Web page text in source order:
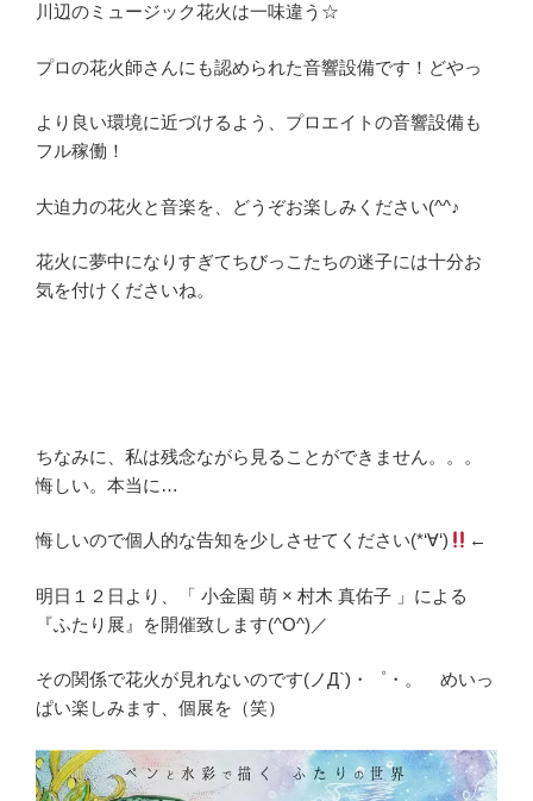
川辺のミュージック花火は一味違う☆
プロの花火師さんにも認められた音響設備です！どやっ
より良い環境に近づけるよう、プロエイトの音響設備も
フル稼働！
大迫力の花火と音楽を、どうぞお楽しみください(^^♪
花火に夢中になりすぎてちびっこたちの迷子には十分お
気を付けくださいね。
ちなみに、私は残念ながら見ることができません。。。
悔しい。本当に…
悔しいので個人的な告知を少しさせてください(*‘∀‘) ←
明日１２日より、「 小金園 萌 × 村木 真佑子 」による
『ふたり展』を開催致します(^O^)／
その関係で花火が見れないのです(ノД`)・゜・。 めいっ
ぱい楽しみます、個展を（笑）